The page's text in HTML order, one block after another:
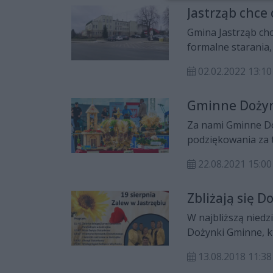
Jastrząb
Gmina Jastrząb
formalne starania,
02.02.2022 13:10
Gminne
Za nami Gminne
podziękowania
22.08.2021 15:00
Zbliżają się
W najbliższą
Dożynki Gminne,
oraz koncerty
13.08.2018 11:38